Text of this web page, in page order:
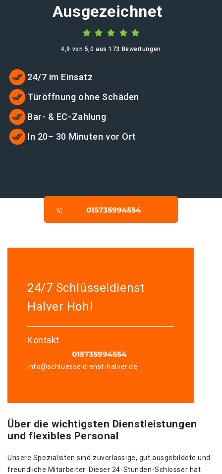
Ausgezeichnet
4,9 von 5,0 aus 173 Bewertungen
24/7 im Einsatz
Türöffnung ohne Schäden
Bar- & EC-Zahlung
In 20– 30 Minuten vor Ort
24/7 Schlüsseldienst
Halver Hohl
Kontakt
info@schluesseldienst-halver.de
Über die wichtigsten Dienstleistungen
und flexibles Personal
Unsere Spezialisten sind zuverlässige, gut ausgebildete und
freundliche Mitarbeiter. Dieser 24-Stunden-Schlosser hat